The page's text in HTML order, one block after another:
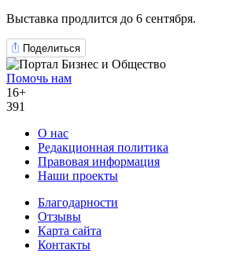
Выставка продлится до 6 сентября.
Поделиться
Помочь нам
16+
391
О нас
Редакционная политика
Правовая информация
Наши проекты
Благодарности
Отзывы
Карта сайта
Контакты